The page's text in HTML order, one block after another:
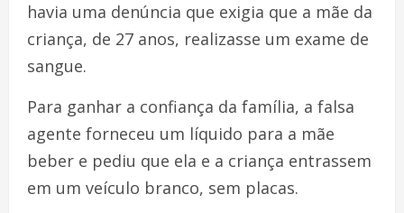
havia uma denúncia que exigia que a mãe da
criança, de 27 anos, realizasse um exame de
sangue.
Para ganhar a confiança da família, a falsa
agente forneceu um líquido para a mãe
beber e pediu que ela e a criança entrassem
em um veículo branco, sem placas.